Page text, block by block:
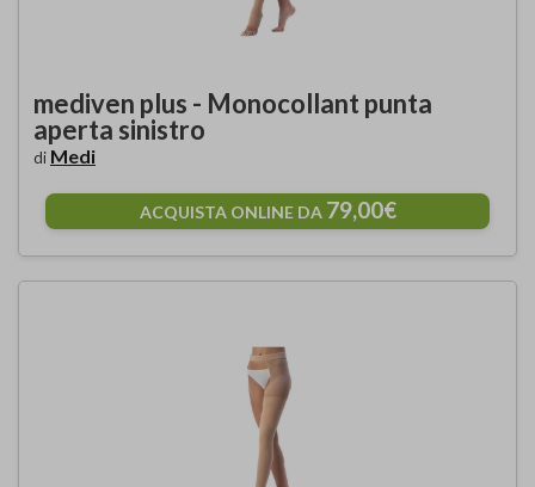
mediven plus - Monocollant punta
aperta sinistro
di Medi
ACQUISTA ONLINE DA 79,00€